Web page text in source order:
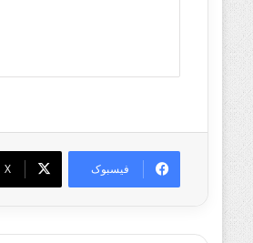
فیسبوک X